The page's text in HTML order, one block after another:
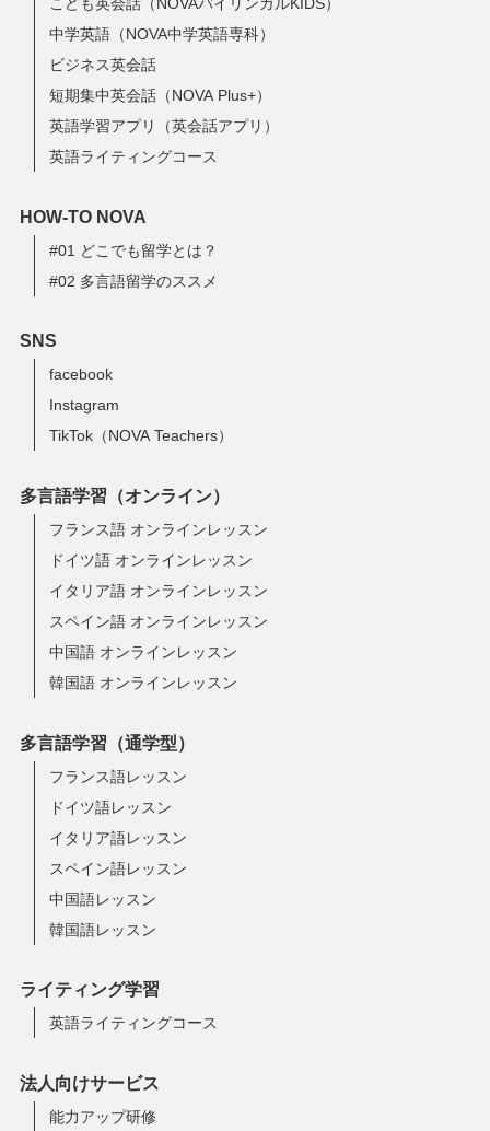
こども英会話（NOVAバイリンガルKIDS）
中学英語（NOVA中学英語専科）
ビジネス英会話
短期集中英会話（NOVA Plus+）
英語学習アプリ（英会話アプリ）
英語ライティングコース
HOW-TO NOVA
#01 どこでも留学とは？
#02 多言語留学のススメ
SNS
facebook
Instagram
TikTok（NOVA Teachers）
多言語学習（オンライン）
フランス語 オンラインレッスン
ドイツ語 オンラインレッスン
イタリア語 オンラインレッスン
スペイン語 オンラインレッスン
中国語 オンラインレッスン
韓国語 オンラインレッスン
多言語学習（通学型）
フランス語レッスン
ドイツ語レッスン
イタリア語レッスン
スペイン語レッスン
中国語レッスン
韓国語レッスン
ライティング学習
英語ライティングコース
法人向けサービス
能力アップ研修